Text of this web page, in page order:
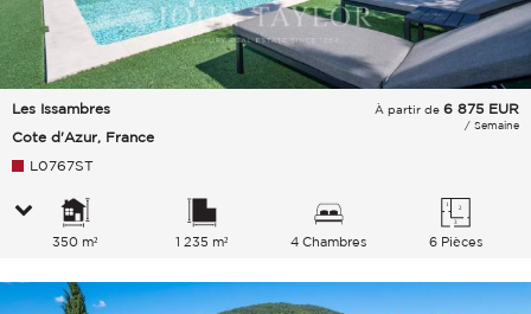
Les Issambres
Cote d'Azur, France
À partir de 6 875 EUR
/ Semaine
L0767ST
350 m² 1 235 m² 4 Chambres 6 Pièces